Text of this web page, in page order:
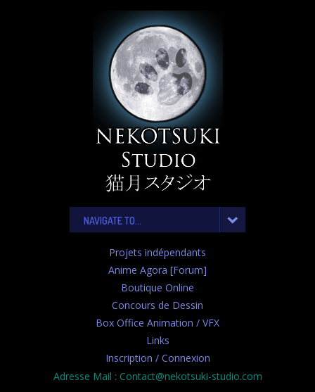
NAVIGATE TO...
Projets indépendants
Anime Agora [Forum]
Boutique Online
Concours de Dessin
Box Office Animation / VFX
Links
Inscription / Connexion
Adresse Mail : Contact@nekotsuki-studio.com